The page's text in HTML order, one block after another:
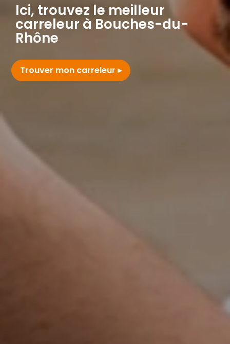
Ici, trouvez le meilleur
carreleur à Bouches-du-
Rhône
Trouver mon carreleur